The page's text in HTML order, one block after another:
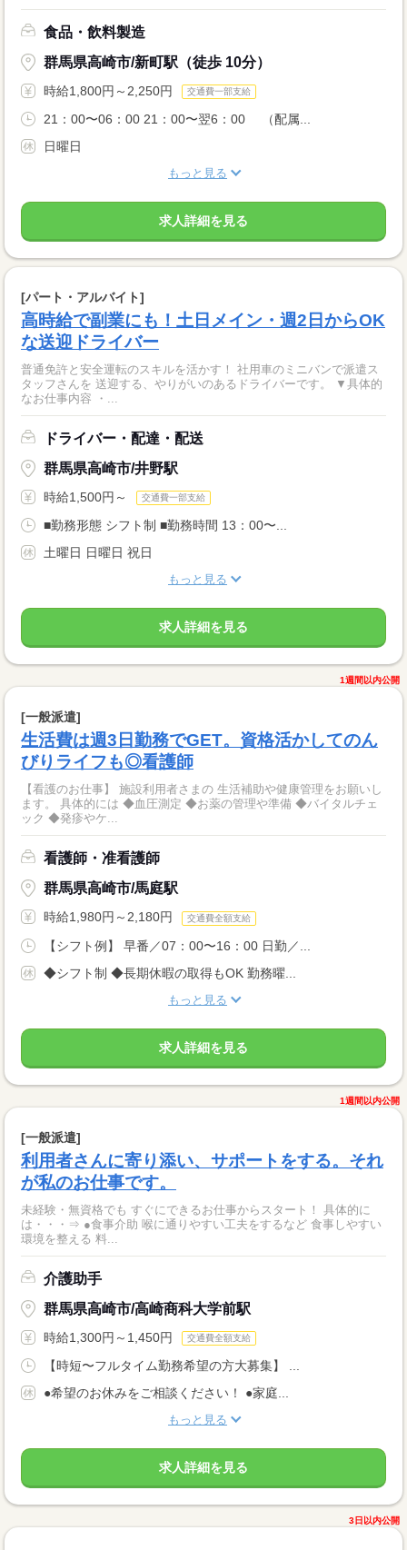
食品・飲料製造
群馬県高崎市/新町駅（徒歩 10分）
時給1,800円～2,250円 交通費一部支給
21：00〜06：00 21：00〜翌6：00 （配属...
日曜日
もっと見る
求人詳細を見る
[パート・アルバイト]
高時給で副業にも！土日メイン・週2日からOK
な送迎ドライバー
普通免許と安全運転のスキルを活かす！ 社用車のミニバンで派遣ス
タッフさんを 送迎する、やりがいのあるドライバーです。 ▼具体的
なお仕事内容 ・...
ドライバー・配達・配送
群馬県高崎市/井野駅
時給1,500円～ 交通費一部支給
■勤務形態 シフト制 ■勤務時間 13：00〜...
土曜日 日曜日 祝日
もっと見る
求人詳細を見る
1週間以内公開
[一般派遣]
生活費は週3日勤務でGET。資格活かしてのん
びりライフも◎看護師
【看護のお仕事】 施設利用者さまの 生活補助や健康管理をお願いし
ます。 具体的には ◆血圧測定 ◆お薬の管理や準備 ◆バイタルチェ
ック ◆発疹やケ...
看護師・准看護師
群馬県高崎市/馬庭駅
時給1,980円～2,180円 交通費全額支給
【シフト例】 早番／07：00〜16：00 日勤／...
◆シフト制 ◆長期休暇の取得もOK 勤務曜...
もっと見る
求人詳細を見る
1週間以内公開
[一般派遣]
利用者さんに寄り添い、サポートをする。それ
が私のお仕事です。
未経験・無資格でも すぐにできるお仕事からスタート！ 具体的に
は・・・⇒ ●食事介助 喉に通りやすい工夫をするなど 食事しやすい
環境を整える 料...
介護助手
群馬県高崎市/高崎商科大学前駅
時給1,300円～1,450円 交通費全額支給
【時短〜フルタイム勤務希望の方大募集】 ...
●希望のお休みをご相談ください！ ●家庭...
もっと見る
求人詳細を見る
3日以内公開